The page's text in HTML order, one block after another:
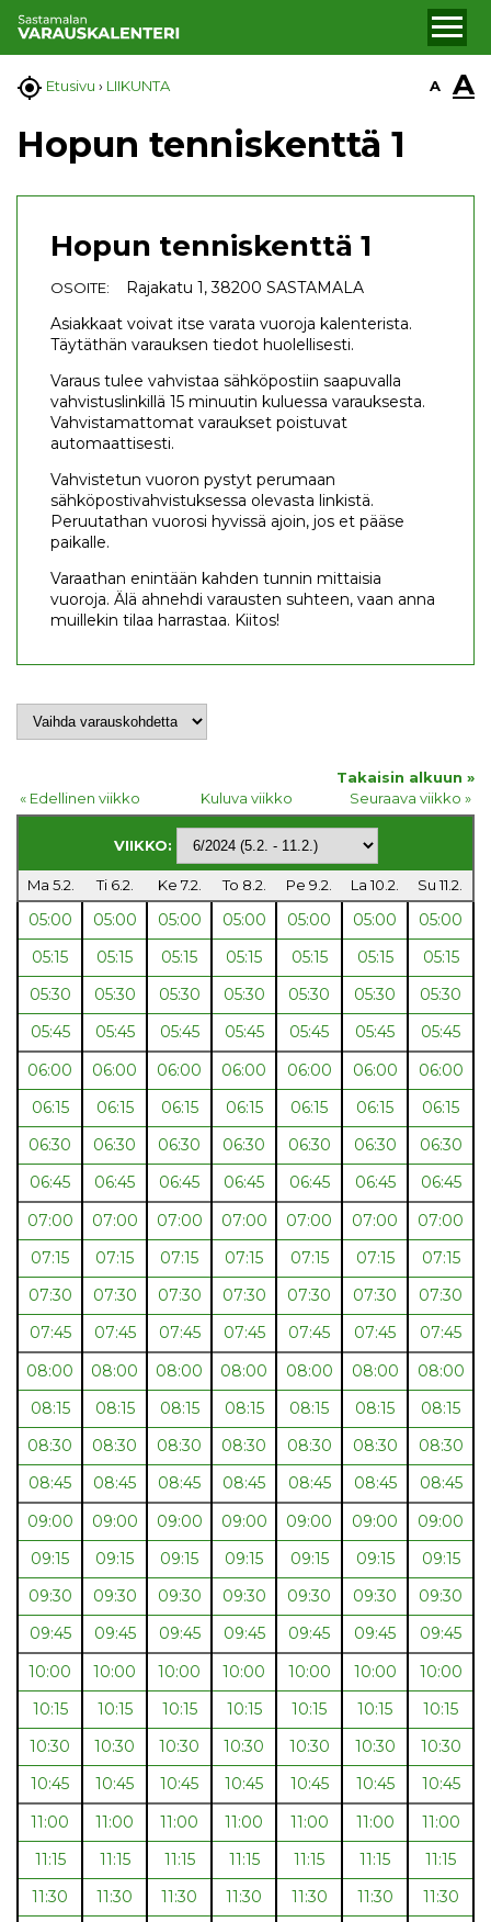
 Etusivu › LIIKUNTA A A
Hopun tenniskenttä 1
Hopun tenniskenttä 1
OSOITE:
Rajakatu 1, 38200 SASTAMALA
Asiakkaat voivat itse varata vuoroja kalenterista.
Täytäthän varauksen tiedot huolellisesti.
Varaus tulee vahvistaa sähköpostiin saapuvalla
vahvistuslinkillä 15 minuutin kuluessa varauksesta.
Vahvistamattomat varaukset poistuvat
automaattisesti.
Vahvistetun vuoron pystyt perumaan
sähköpostivahvistuksessa olevasta linkistä.
Peruutathan vuorosi hyvissä ajoin, jos et pääse
paikalle.
Varaathan enintään kahden tunnin mittaisia
vuoroja. Älä ahnehdi varausten suhteen, vaan anna
muillekin tilaa harrastaa. Kiitos!
Takaisin alkuun »
« Edellinen viikko
Kuluva viikko Seuraava viikko »
VIIKKO:
Ma 5.2. Ti 6.2. Ke 7.2. To 8.2. Pe 9.2. La 10.2. Su 11.2.
05:00 05:00 05:00 05:00 05:00 05:00
05:00
05:15
05:15 05:15 05:15 05:15 05:15
05:15
05:30
05:30 05:30 05:30 05:30 05:30
05:30
05:45
05:45 05:45 05:45 05:45 05:45
05:45
06:00
06:00 06:00 06:00 06:00 06:00
06:00
06:15
06:15 06:15 06:15 06:15 06:15
06:15
06:30
06:30 06:30 06:30 06:30 06:30
06:30
06:45
06:45 06:45 06:45 06:45 06:45
06:45
07:00
07:00 07:00 07:00 07:00 07:00
07:00
07:15
07:15 07:15 07:15 07:15 07:15
07:15
07:30
07:30 07:30 07:30 07:30 07:30
07:30
07:45
07:45 07:45 07:45 07:45 07:45
07:45
08:00
08:00 08:00 08:00 08:00 08:00
08:00
08:15
08:15 08:15 08:15 08:15 08:15
08:15
08:30
08:30 08:30 08:30 08:30 08:30
08:30
08:45
08:45 08:45 08:45 08:45 08:45
08:45
09:00
09:00 09:00 09:00 09:00 09:00
09:00
09:15
09:15 09:15 09:15 09:15 09:15
09:15
09:30
09:30 09:30 09:30 09:30 09:30
09:30
09:45
09:45 09:45 09:45 09:45 09:45
09:45
10:00
10:00 10:00 10:00 10:00 10:00
10:00
10:15
10:15 10:15 10:15 10:15 10:15
10:15
10:30
10:30 10:30 10:30 10:30 10:30
10:30
10:45
10:45 10:45 10:45 10:45 10:45
10:45
11:00
11:00 11:00 11:00 11:00 11:00
11:00
11:15
11:15 11:15 11:15 11:15 11:15
11:15
11:30
11:30 11:30 11:30 11:30 11:30
11:30